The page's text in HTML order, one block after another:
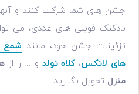
جشن های شما شرکت کنند و آنها
بادکنک فویلی های عددی، می
تزئینات جشن خود، مانند شمع
های لاتکس، کلاه تولد و ... را از
منزل تحویل بگیرید.